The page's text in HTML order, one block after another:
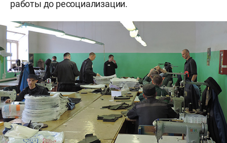
работы до ресоциализации.